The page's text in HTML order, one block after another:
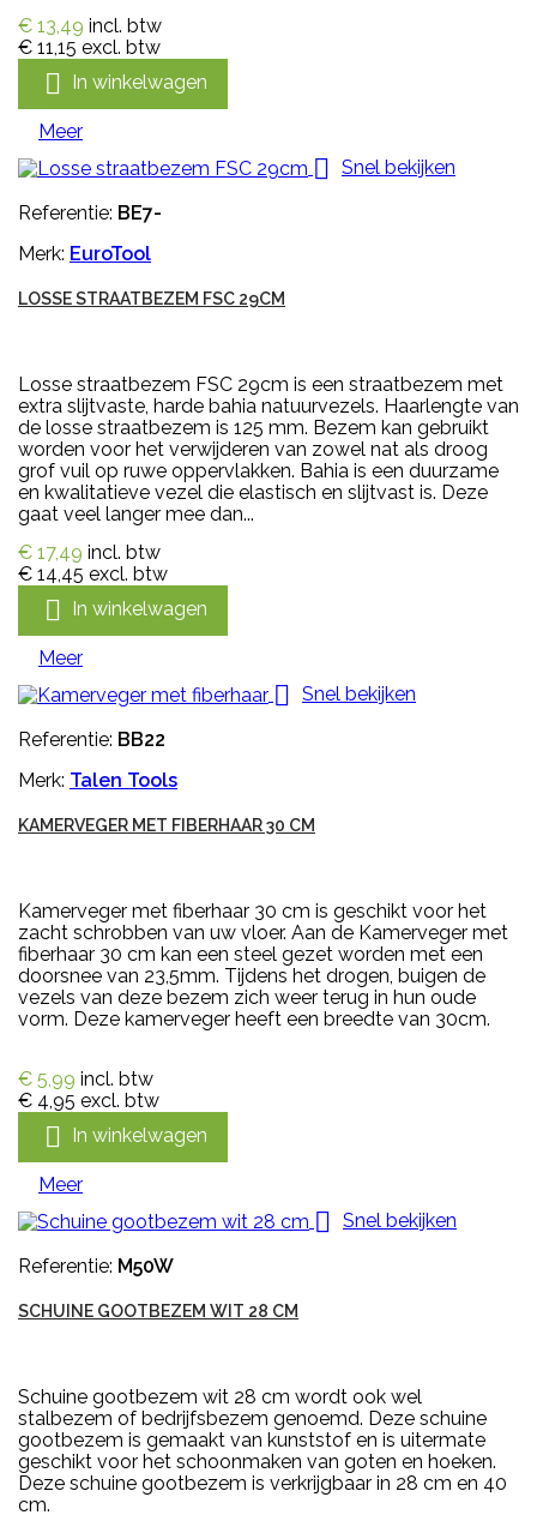
€ 13,49 incl. btw
€ 11,15 excl. btw
 In winkelwagen
Meer
 Snel bekijken
Referentie: BE7-
Merk: EuroTool
LOSSE STRAATBEZEM FSC 29CM
Losse straatbezem FSC 29cm is een straatbezem met
extra slijtvaste, harde bahia natuurvezels. Haarlengte van
de losse straatbezem is 125 mm. Bezem kan gebruikt
worden voor het verwijderen van zowel nat als droog
grof vuil op ruwe oppervlakken. Bahia is een duurzame
en kwalitatieve vezel die elastisch en slijtvast is. Deze
gaat veel langer mee dan...
€ 17,49 incl. btw
€ 14,45 excl. btw
 In winkelwagen
Meer
 Snel bekijken
Referentie: BB22
Merk: Talen Tools
KAMERVEGER MET FIBERHAAR 30 CM
Kamerveger met fiberhaar 30 cm is geschikt voor het
zacht schrobben van uw vloer. Aan de Kamerveger met
fiberhaar 30 cm kan een steel gezet worden met een
doorsnee van 23,5mm. Tijdens het drogen, buigen de
vezels van deze bezem zich weer terug in hun oude
vorm. Deze kamerveger heeft een breedte van 30cm.
€ 5,99 incl. btw
€ 4,95 excl. btw
 In winkelwagen
Meer
 Snel bekijken
Referentie: M50W
SCHUINE GOOTBEZEM WIT 28 CM
Schuine gootbezem wit 28 cm wordt ook wel
stalbezem of bedrijfsbezem genoemd. Deze schuine
gootbezem is gemaakt van kunststof en is uitermate
geschikt voor het schoonmaken van goten en hoeken.
Deze schuine gootbezem is verkrijgbaar in 28 cm en 40
cm.